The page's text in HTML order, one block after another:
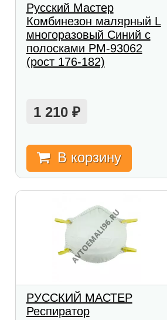
Русский Мастер
Комбинезон малярный L
многоразовый Синий с
полосками РМ-93062
(рост 176-182)
1 210 ₽
В корзину
РУССКИЙ МАСТЕР
Респиратор